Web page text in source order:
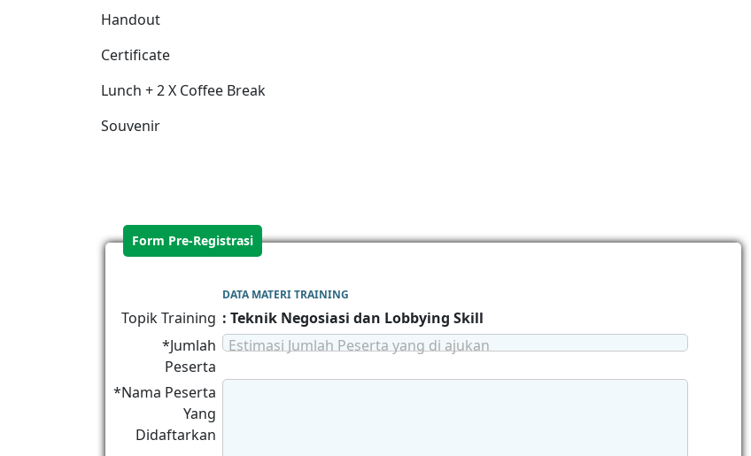
Handout
Certificate
Lunch + 2 X Coffee Break
Souvenir
Form Pre-Registrasi
DATA MATERI TRAINING
Topik Training : Teknik Negosiasi dan Lobbying Skill
*Jumlah
Peserta
Estimasi Jumlah Peserta yang di ajukan
*Nama Peserta
Yang
Didaftarkan